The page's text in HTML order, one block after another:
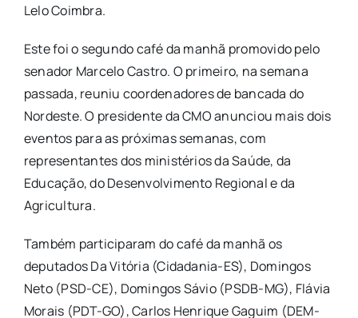
Lelo Coimbra.
Este foi o segundo café da manhã promovido pelo
senador Marcelo Castro. O primeiro, na semana
passada, reuniu coordenadores de bancada do
Nordeste. O presidente da CMO anunciou mais dois
eventos para as próximas semanas, com
representantes dos ministérios da Saúde, da
Educação, do Desenvolvimento Regional e da
Agricultura.
Também participaram do café da manhã os
deputados Da Vitória (Cidadania-ES), Domingos
Neto (PSD-CE), Domingos Sávio (PSDB-MG), Flávia
Morais (PDT-GO), Carlos Henrique Gaguim (DEM-